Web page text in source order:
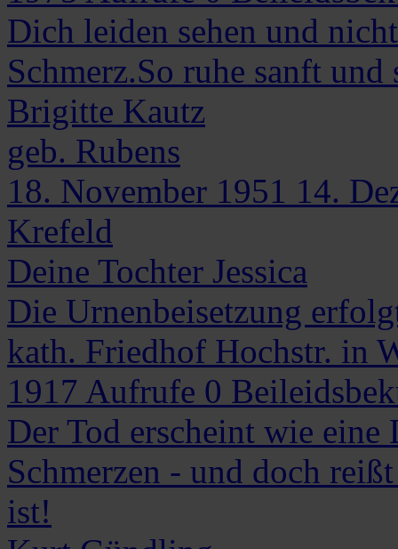
Dich leiden sehen und
Schmerz.So ruhe sanft
Brigitte Kautz
geb. Rubens
18. November 1951 14.
Krefeld
Deine Tochter Jessica
Die Urnenbeisetzung
kath. Friedhof Hochstr. in
1917 Aufrufe 0
Der Tod erscheint wie
Schmerzen - und doch
ist!